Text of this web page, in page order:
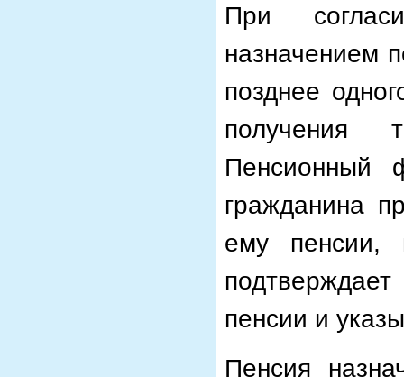
При
назначением
позднее
получения
Пенсионный
гражданина
ему пенсии,
пенсии и
Пенсия